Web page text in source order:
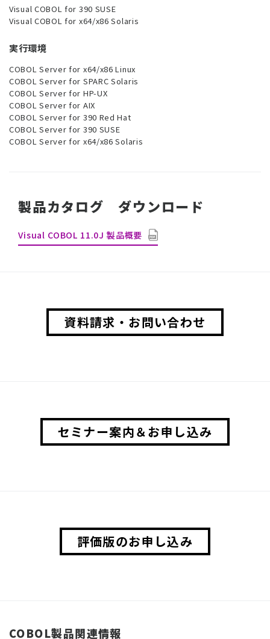
Visual COBOL for 390 SUSE
Visual COBOL for x64/x86 Solaris
実行環境
COBOL Server for x64/x86 Linux
COBOL Server for SPARC Solaris
COBOL Server for HP-UX
COBOL Server for AIX
COBOL Server for 390 Red Hat
COBOL Server for 390 SUSE
COBOL Server for x64/x86 Solaris
製品カタログ ダウンロード
Visual COBOL 11.0J 製品概要
資料請求・お問い合わせ
セミナー案内＆お申し込み
評価版のお申し込み
COBOL製品関連情報